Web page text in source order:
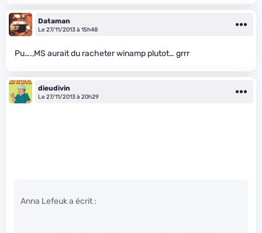
Dataman
Le 27/11/2013 à 15h48
Pu….,MS aurait du racheter winamp plutot… grrr
dieudivin
Le 27/11/2013 à 20h29
Anna Lefeuk a écrit :